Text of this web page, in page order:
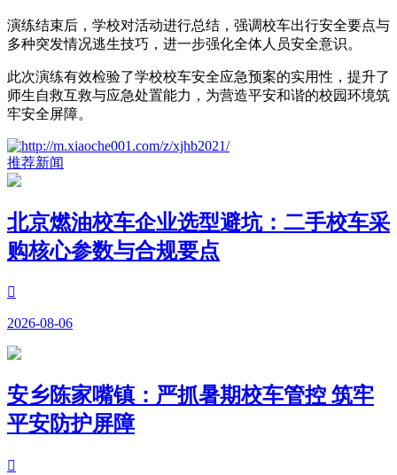
演练结束后，学校对活动进行总结，强调校车出行安全要点与
多种突发情况逃生技巧，进一步强化全体人员安全意识。
此次演练有效检验了学校校车安全应急预案的实用性，提升了
师生自救互救与应急处置能力，为营造平安和谐的校园环境筑
牢安全屏障。
推荐新闻
北京燃油校车企业选型避坑：二手校车采
购核心参数与合规要点

2026-08-06
安乡陈家嘴镇：严抓暑期校车管控 筑牢
平安防护屏障
